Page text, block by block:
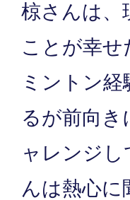
椋さんは、
ことが幸
ミントン
るが前向
ャレンジ
んは熱心